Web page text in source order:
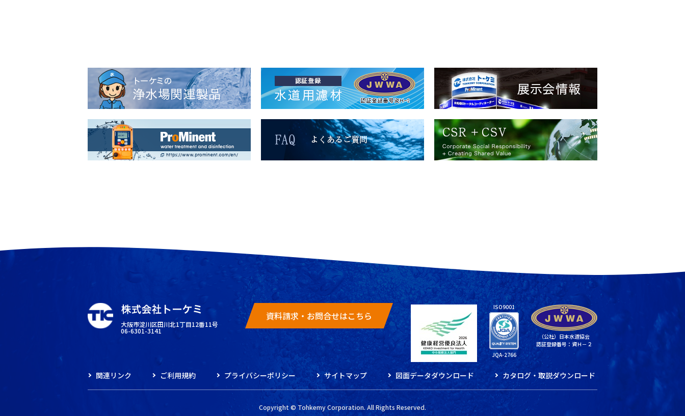
大阪市淀川区田川北1丁目12番11号
06-6301-3141
資料請求・お問合せはこちら
ISO9001
JQA-2766
（公社）日本水道協会
認証登録番号：資Ｈ－２
関連リンク ご利用規約 プライバシーポリシー サイトマップ 図面データダウンロード カタログ・取説ダウンロード
Copyright © Tohkemy Corporation. All Rights Reserved.